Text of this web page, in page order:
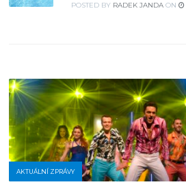
POSTED BY RADEK JANDA ON
AKTUÁLNÍ ZPRÁVY